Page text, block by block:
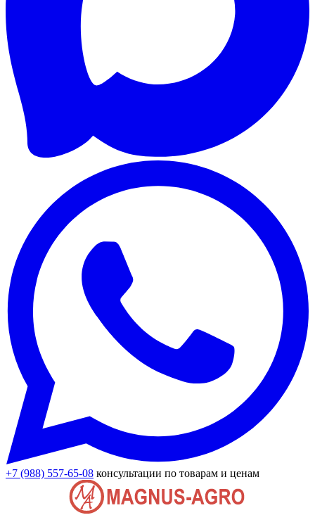
+7 (988) 557-65-08 консультации по товарам и ценам